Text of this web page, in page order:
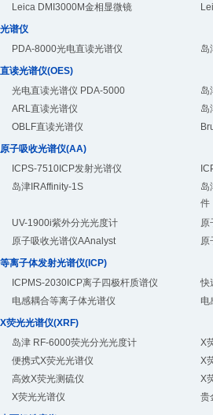
Leica DMI3000M金相显微镜
光谱仪
PDA-8000光电直读光谱仪
岛
直读光谱仪(OES)
光电直读光谱仪 PDA-5000
岛
ARL直读光谱仪
岛
OBLF直读光谱仪
原子吸收光谱仪(AA)
ICPS-7510ICP发射光谱仪
岛津IRAffinity-1S
岛
件
UV-1900i紫外分光光度计
原
原子吸收光谱仪AAnalyst
原
等离子体发射光谱仪(ICP)
ICPMS-2030ICP离子四极杆质谱仪
快
电感耦合等离子体光谱仪
电
X荧光光谱仪(XRF)
岛津 RF-6000荧光分光光度计
X
便携式X荧光光谱仪
X
高效X荧光测硫仪
X
X荧光光谱仪
贵